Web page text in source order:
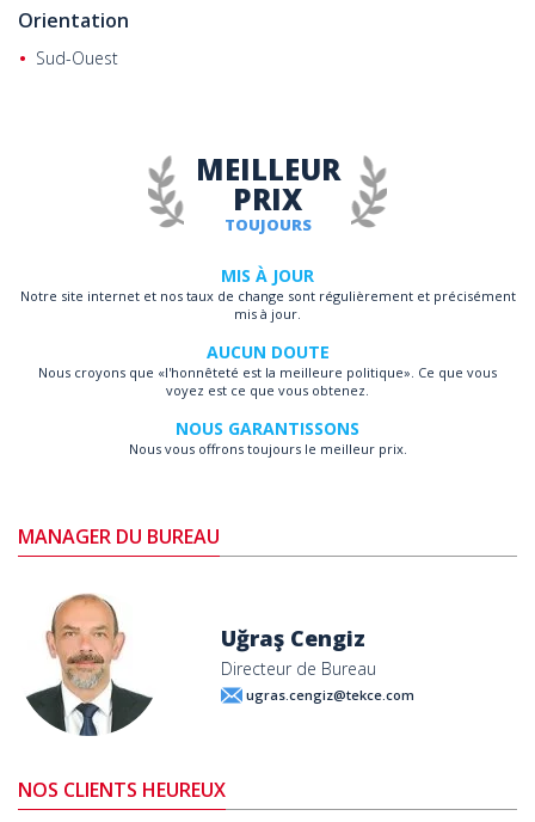
Orientation
Sud-Ouest
TOUJOURS
MEILLEUR
PRIX
MIS À JOUR
Notre site internet et nos taux de change sont régulièrement et précisément
mis à jour.
AUCUN DOUTE
Nous croyons que «l'honnêteté est la meilleure politique». Ce que vous
voyez est ce que vous obtenez.
NOUS GARANTISSONS
Nous vous offrons toujours le meilleur prix.
MANAGER DU BUREAU
Uğraş Cengiz
Directeur de Bureau
ugras.cengiz@tekce.com
NOS CLIENTS HEUREUX